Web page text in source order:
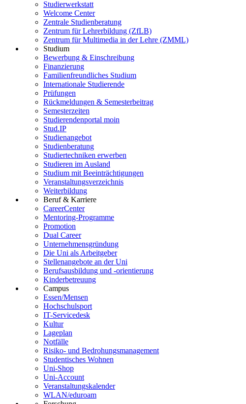
Studierwerkstatt
Welcome Center
Zentrale Studienberatung
Zentrum für Lehrerbildung (ZfLB)
Zentrum für Multimedia in der Lehre (ZMML)
Studium
Bewerbung & Einschreibung
Finanzierung
Familienfreundliches Studium
Internationale Studierende
Prüfungen
Rückmeldungen & Semesterbeitrag
Semesterzeiten
Studierendenportal moin
Stud.IP
Studienangebot
Studienberatung
Studiertechniken erwerben
Studieren im Ausland
Studium mit Beeinträchtigungen
Veranstaltungsverzeichnis
Weiterbildung
Beruf & Karriere
CareerCenter
Mentoring-Programme
Promotion
Dual Career
Unternehmensgründung
Die Uni als Arbeitgeber
Stellenangebote an der Uni
Berufsausbildung und -orientierung
Kinderbetreuung
Campus
Essen/Mensen
Hochschulsport
IT-Servicedesk
Kultur
Lageplan
Notfälle
Risiko- und Bedrohungsmanagement
Studentisches Wohnen
Uni-Shop
Uni-Account
Veranstaltungskalender
WLAN/eduroam